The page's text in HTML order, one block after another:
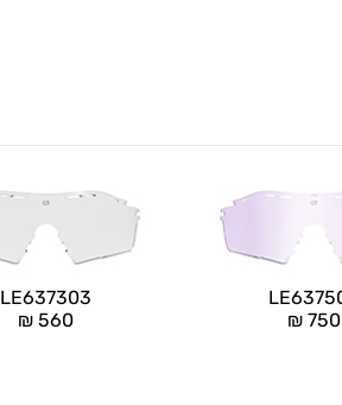
₪ 750
LE637303
₪ 560